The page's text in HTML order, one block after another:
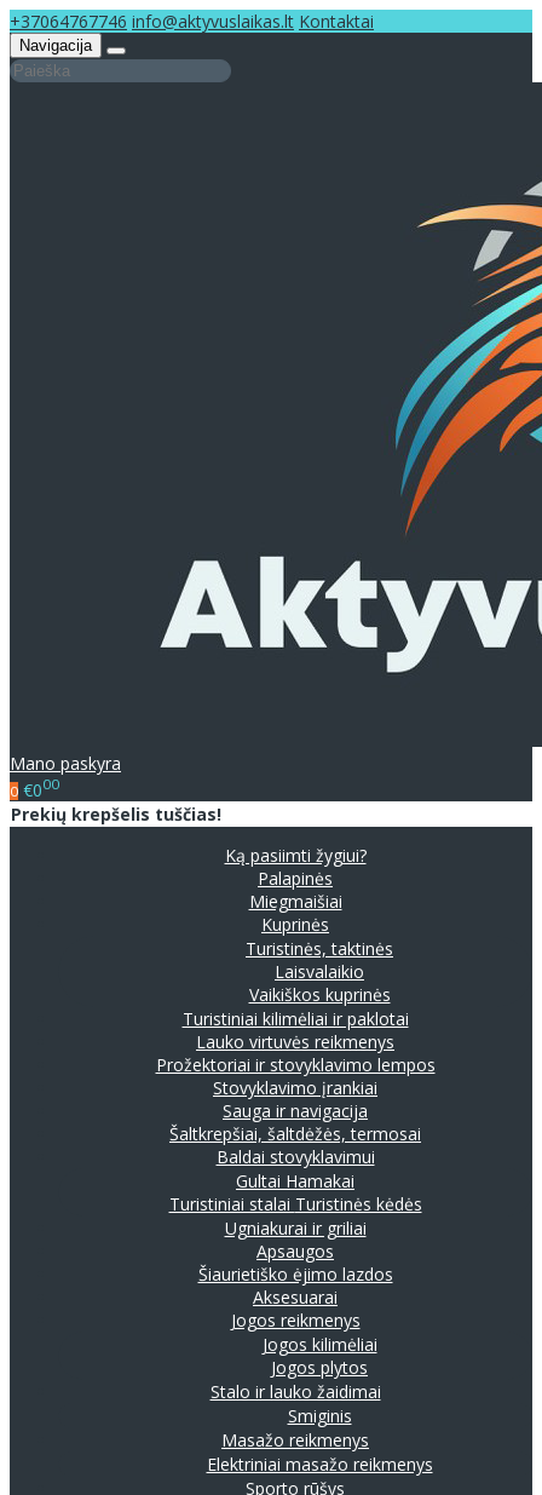
+37064767746 info@aktyvuslaikas.lt Kontaktai
Navigacija
Mano paskyra
0 €000
Prekių krepšelis tuščias!
Ką pasiimti žygiui?
Palapinės
Miegmaišiai
Kuprinės
Turistinės, taktinės
Laisvalaikio
Vaikiškos kuprinės
Turistiniai kilimėliai ir paklotai
Lauko virtuvės reikmenys
Prožektoriai ir stovyklavimo lempos
Stovyklavimo įrankiai
Sauga ir navigacija
Šaltkrepšiai, šaltdėžės, termosai
Baldai stovyklavimui
Gultai Hamakai
Turistiniai stalai Turistinės kėdės
Ugniakurai ir griliai
Apsaugos
Šiaurietiško ėjimo lazdos
Aksesuarai
Jogos reikmenys
Jogos kilimėliai
Jogos plytos
Stalo ir lauko žaidimai
Smiginis
Masažo reikmenys
Elektriniai masažo reikmenys
Sporto rūšys